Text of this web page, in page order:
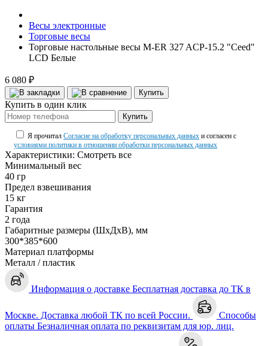
Весы электронные
Торговые весы
Торговые настольные весы M-ER 327 ACP-15.2 "Ceed"
LCD Белые
6 080 ₽
Купить
Купить в один клик
Купить
Я прочитал Согласие на обработку персональных данных и согласен с
условиями политики в отношении обработки персональных данных
Характеристики: Смотреть все
Минимальный вес
40 гр
Предел взвешивания
15 кг
Гарантия
2 года
Габаритные размеры (ШхДхВ), мм
300*385*600
Материал платформы
Металл / пластик
Информация о доставке Бесплатная доставка до ТК в
Москве. Доставка любой ТК по всей России.
Способы
оплаты Безналичная оплата по реквизитам для юр. лиц.